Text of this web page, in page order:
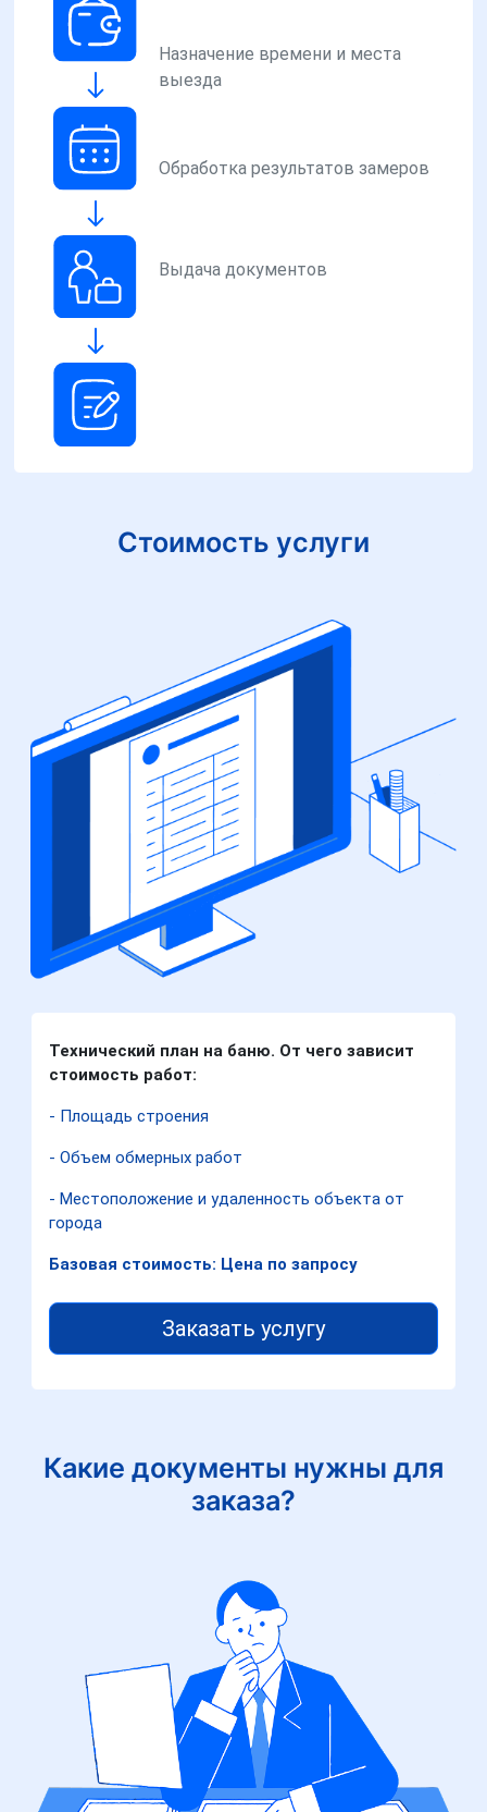
Назначение времени и места
выезда
Обработка результатов замеров
Выдача документов
Стоимость услуги
Технический план на баню. От чего зависит
стоимость работ:
- Площадь строения
- Объем обмерных работ
- Местоположение и удаленность объекта от
города
Базовая стоимость: Цена по запросу
Заказать услугу
Какие документы нужны для
заказа?